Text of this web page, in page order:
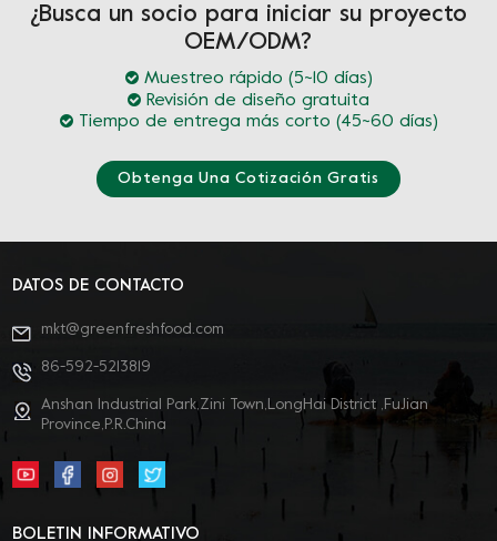
¿Busca un socio para iniciar su proyecto
OEM/ODM?
Muestreo rápido (5~10 días)
Revisión de diseño gratuita
Tiempo de entrega más corto (45~60 días)
Obtenga Una Cotización Gratis
DATOS DE CONTACTO
mkt@greenfreshfood.com
86-592-5213819
Anshan Industrial Park,Zini Town,LongHai District ,FuJian
Province,P.R.China
BOLETIN INFORMATIVO